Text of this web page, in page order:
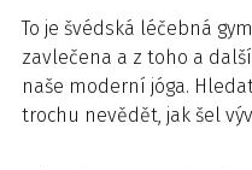
To je švédská léčebná
zavlečena a z toho a
naše moderní jóga.
trochu nevědět, jak šel